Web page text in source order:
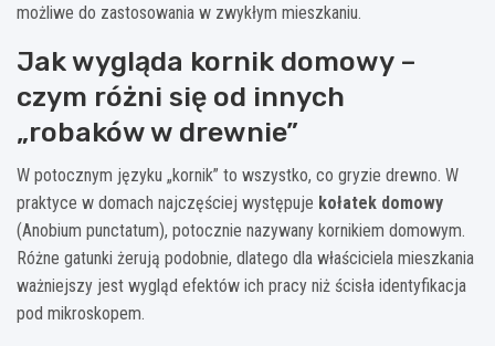
możliwe do zastosowania w zwykłym mieszkaniu.
Jak wygląda kornik domowy –
czym różni się od innych
„robaków w drewnie”
W potocznym języku „kornik” to wszystko, co gryzie drewno. W
praktyce w domach najczęściej występuje kołatek domowy
(Anobium punctatum), potocznie nazywany kornikiem domowym.
Różne gatunki żerują podobnie, dlatego dla właściciela mieszkania
ważniejszy jest wygląd efektów ich pracy niż ścisła identyfikacja
pod mikroskopem.